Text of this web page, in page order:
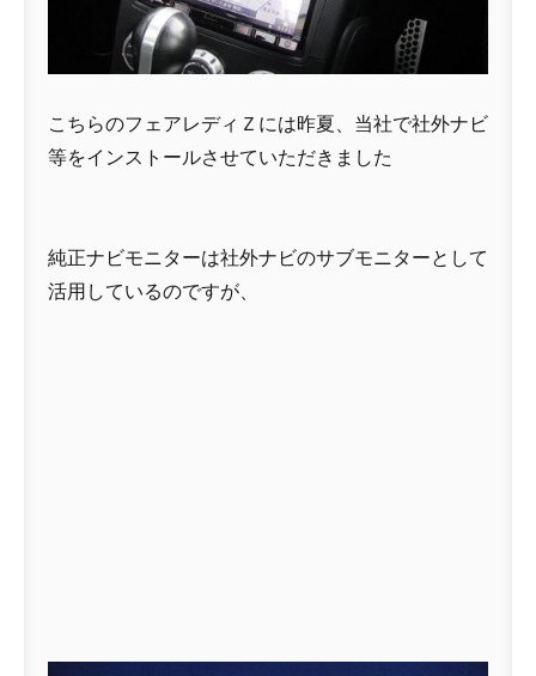
こちらのフェアレディＺには昨夏、当社で社外ナビ
等をインストールさせていただきました
純正ナビモニターは社外ナビのサブモニターとして
活用しているのですが、